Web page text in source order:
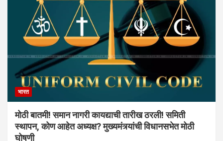
भारत
मोठी बातमी! समान नागरी कायद्याची तारीख ठरली! समिती
स्थापन, कोण आहेत अध्यक्ष? मुख्यमंत्र्यांची विधानसभेत मोठी
घोषणी